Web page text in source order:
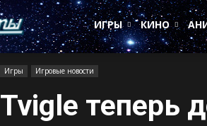
Котонавты
ИГРЫ
КИНО
Игры Игровые новости
Tvigle теперь